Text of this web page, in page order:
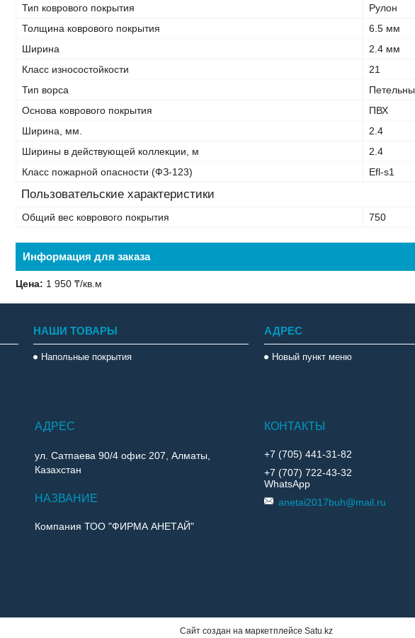
Тип коврового покрытия
Рулон
Толщина коврового покрытия
6.5 мм
Ширина
2.4 мм
Класс износостойкости
21
Тип ворса
Основа коврового покрытия
ПВХ
Ширина, мм.
2.4
Ширины в действующей коллекции, м
2.4
Класс пожарной опасности (ФЗ-123)
Efl-s1
Пользовательские характеристики
Общий вес коврового покрытия 750
Информация для заказа
Цена: 1 950 ₸/кв.м
НАШИ ТОВАРЫ
Напольные покрытия
АДРЕС
Новый пункт меню
ул. Сатпаева 90/4 офис 207, Алматы,
Казахстан
Компания ТОО "ФИРМА АНЕТАЙ"
+7 (705) 441-31-82
+7 (707) 722-43-32
WhatsApp
anetai2017buh@mail.ru
Сайт создан на маркетплейсе Satu.kz